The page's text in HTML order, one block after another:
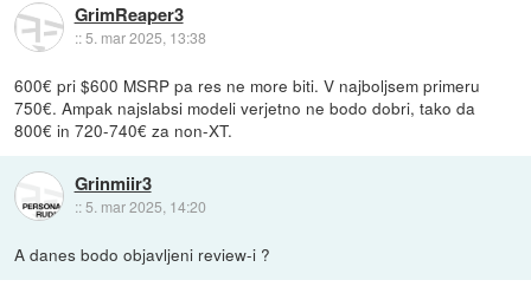
GrimReaper3
::5. mar 2025, 13:38
600€ pri $600 MSRP pa res ne more biti. V najboljsem primeru
750€. Ampak najslabsi modeli verjetno ne bodo dobri, tako da
800€ in 720-740€ za non-XT.
Grinmiir3
:: 5. mar 2025, 14:20
A danes bodo objavljeni review-i ?